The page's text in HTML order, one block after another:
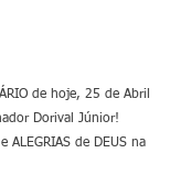
de hoje, 25 de Abril
Dorival Júnior!
ALEGRIAS de DEUS na